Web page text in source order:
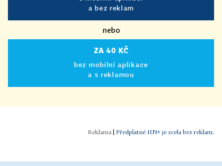
a bez reklam
nebo
ZA 40 KČ
bez mobilní aplikace
a s reklamou
Předplatné HN+ je zcela bez reklam.